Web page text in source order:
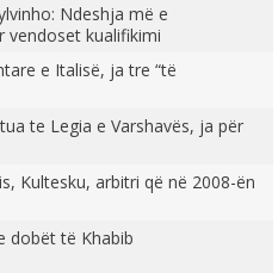
Ndeshja më e
vendoset kualifikimi
e Italisë, ja tre “të
te Legia e Varshavës, ja për
Kultesku, arbitri që në 2008-ën
dobët të Khabib